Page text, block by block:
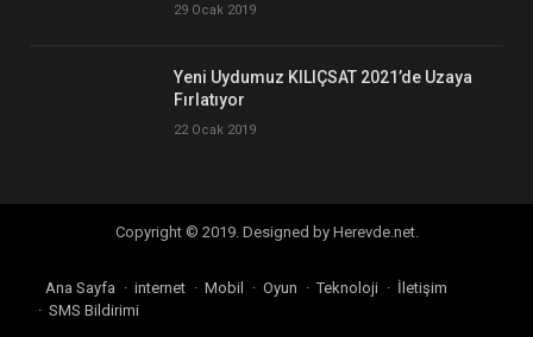
29 Ocak 2019
Yeni Uydumuz KILIÇSAT 2021’de Uzaya
Fırlatıyor
22 Ocak 2019
Copyright © 2019. Designed by Herevde.net.
Ana Sayfa internet Mobil Oyun Teknoloji
İletişim
SMS Bildirimi